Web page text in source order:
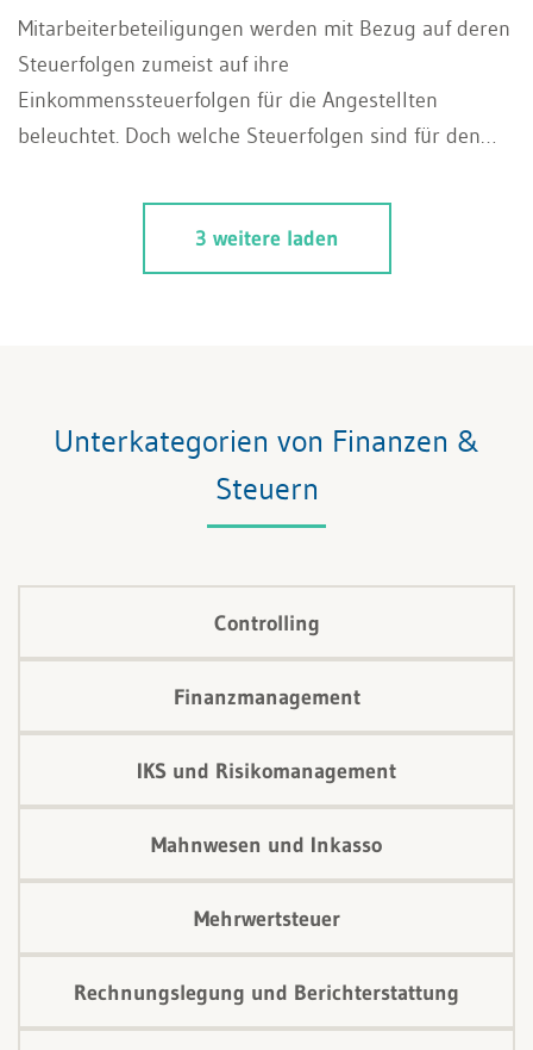
Mitarbeiterbeteiligungen werden mit Bezug auf deren
Steuerfolgen zumeist auf ihre
Einkommenssteuerfolgen für die Angestellten
beleuchtet. Doch welche Steuerfolgen sind für den
dieser als Effektenhändler gemäss Art. 13 StG
3 weitere laden
Unterkategorien von Finanzen &
Steuern
Controlling
Finanzmanagement
IKS und Risikomanagement
Mahnwesen und Inkasso
Mehrwertsteuer
Rechnungslegung und Berichterstattung